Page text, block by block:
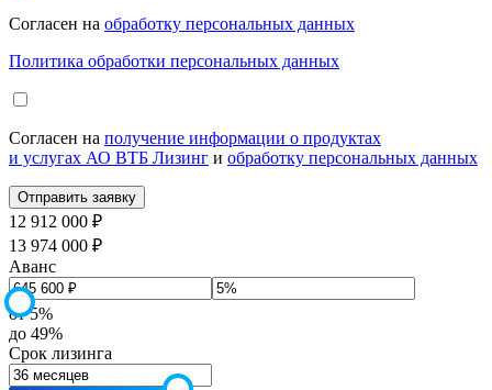
Согласен на обработку персональных данных
Политика обработки персональных данных
Согласен на получение информации о продуктах
и услугах АО ВТБ Лизинг и обработку персональных данных
12 912 000 ₽
13 974 000 ₽
Аванс
от 5%
до 49%
Срок лизинга